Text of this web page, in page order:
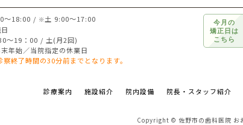
～18:00 / ※ 土 9:00～17:00
19：00 / 土(月2回)
年始／当院指定の休業日
終了時間の30分前までとなります。
今月の
矯正日は
こちら
診療案内 施設紹介 院内設備 院長・スタッフ紹介
Copyright © 佐野市の歯科医院 お